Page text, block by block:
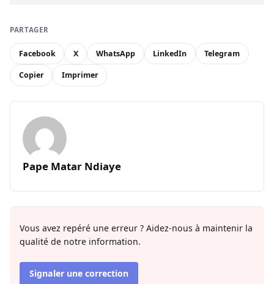
PARTAGER
Facebook X WhatsApp LinkedIn Telegram
Copier Imprimer
Pape Matar Ndiaye
Vous avez repéré une erreur ? Aidez-nous à maintenir la
qualité de notre information.
Signaler une correction